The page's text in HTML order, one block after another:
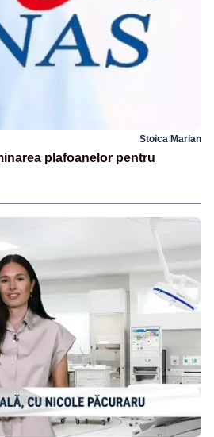
Stoica Marian
plafoanelor pentru